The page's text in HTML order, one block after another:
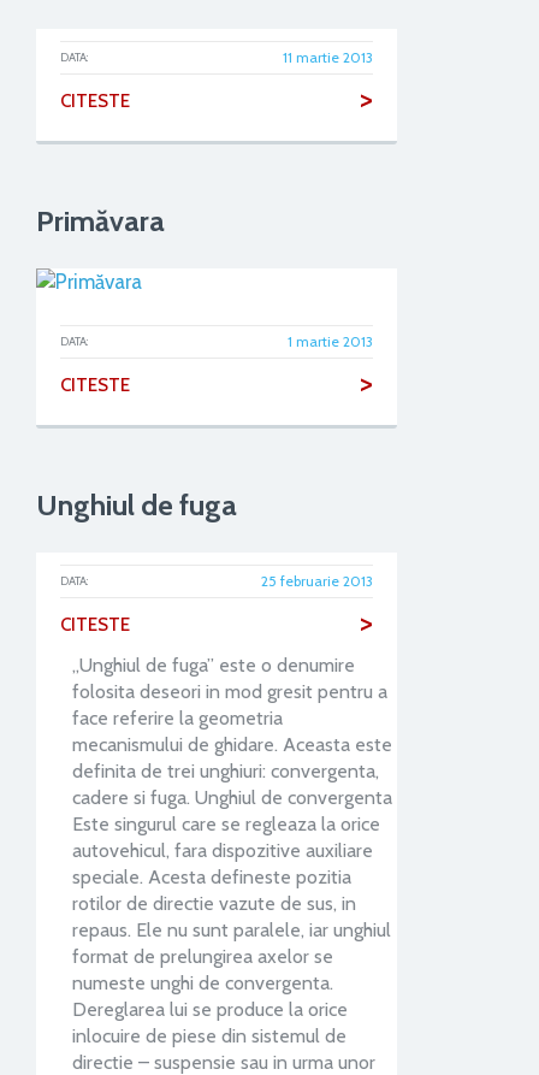
DATA: 11 martie 2013
CITESTE >
Primăvara
DATA: 1 martie 2013
CITESTE >
Unghiul de fuga
DATA: 25 februarie 2013
CITESTE >
„Unghiul de fuga” este o denumire
folosita deseori in mod gresit pentru a
face referire la geometria
mecanismului de ghidare. Aceasta este
definita de trei unghiuri: convergenta,
cadere si fuga. Unghiul de convergenta
Este singurul care se regleaza la orice
autovehicul, fara dispozitive auxiliare
speciale. Acesta defineste pozitia
rotilor de directie vazute de sus, in
repaus. Ele nu sunt paralele, iar unghiul
format de prelungirea axelor se
numeste unghi de convergenta.
Dereglarea lui se produce la orice
inlocuire de piese din sistemul de
directie – suspensie sau in urma unor